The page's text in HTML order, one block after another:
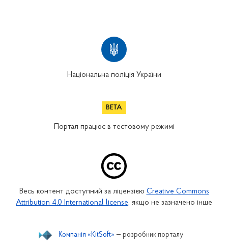
Національна поліція України
Портал працює в тестовому режимі
Весь контент доступний за ліцензією Creative Commons
Attribution 4.0 International license, якщо не зазначено інше
Компанія «KitSoft» — розробник порталу